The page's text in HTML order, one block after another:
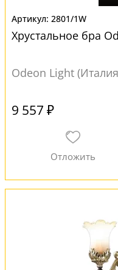
2801/1W
Хрустальное бра
Odeon Light
9 557 ₽